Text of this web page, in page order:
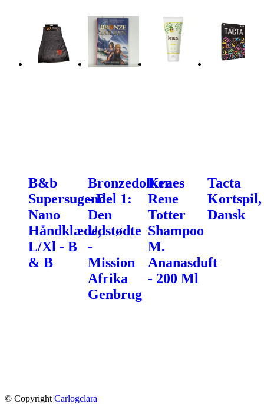
B&b
Supersugende
Nano
Håndklæde,
L/Xl - B
& B
Bronzedolken
- Del 1:
Den
Udstødte
-
Mission
Afrika
Genbrug
Kraes
Rene
Totter
Shampoo
M.
Ananasduft
- 200 Ml
Tacta
Kortspil,
Dansk
© Copyright Carlogclara